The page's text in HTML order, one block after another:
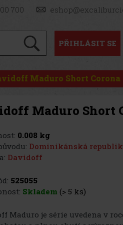
700
PŘIHLÁSIT SE
Maduro Short Corona
Maduro Short
0.008 kg
Dominikánská
Davidoff
525055
Skladem (> 5 ks)
Maduro je série uvedena v